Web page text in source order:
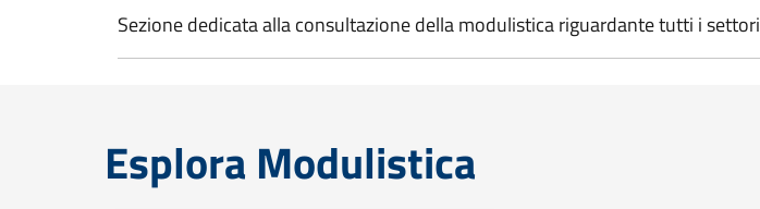
Sezione dedicata alla consultazione della modulistica riguardante tutti i settori
Esplora Modulistica